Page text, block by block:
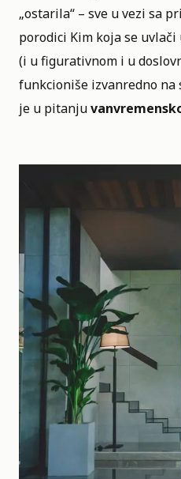
„ostarila“ – sve u vezi sa
porodici Kim koja se
(i u figurativnom i u
funkcioniše izvanredno na
je u pitanju